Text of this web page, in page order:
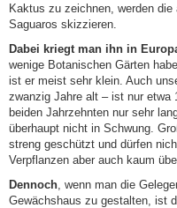
Kaktus zu zeichnen, werden
Saguaros skizzieren.
Dabei kriegt man ihn in
wenige Botanischen Gärten
ist er meist sehr klein. Auch
zwanzig Jahre alt – ist nur
beiden Jahrzehnten nur sehr
überhaupt nicht in Schwung.
streng geschützt und dürfen
Verpflanzen aber auch kaum
Dennoch , wenn man die
Gewächshaus zu gestalten, ist